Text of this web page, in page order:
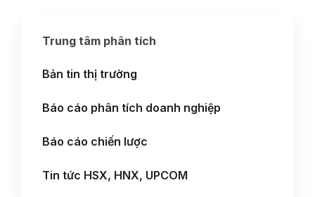
Trung tâm phân tích
Bản tin thị trường
Báo cáo phân tích doanh nghiệp
Báo cáo chiến lược
Tin tức HSX, HNX, UPCOM